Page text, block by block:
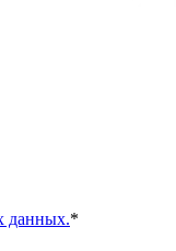
данных.*